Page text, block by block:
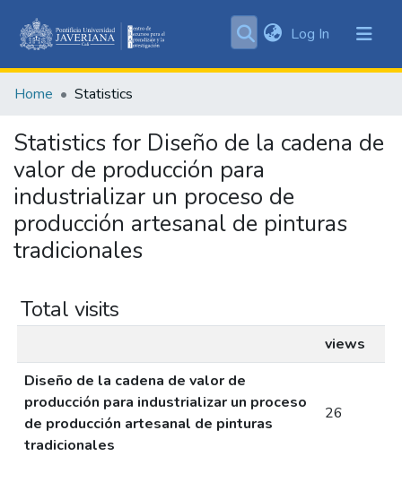
Communities
&
All of DSpace
Log In (current)
Home Statistics
Statistics for Diseño de la cadena de
valor de producción para
industrializar un proceso de
producción artesanal de pinturas
tradicionales
Total visits
views
Diseño de la cadena de valor de
producción para industrializar un proceso
de producción artesanal de pinturas
tradicionales
26